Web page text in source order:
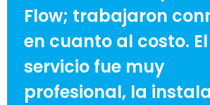
Flow; trabajaron
en cuanto al costo. El
servicio fue muy
profesional, la